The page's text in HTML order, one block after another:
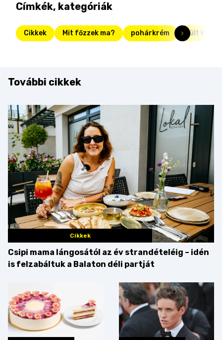
Címkék, kategóriák
Cikkek Mit főzzek ma? pohárkrém sült
További cikkek
Cikkek
Csipi mama lángosától az év strandételéig – idén
is felzabáltuk a Balaton déli partját